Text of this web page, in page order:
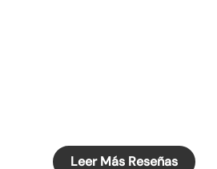
Leer Más Reseñas